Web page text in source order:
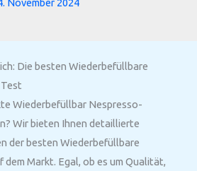
November 2024
Die besten Wiederbefüllbare
Wiederbefüllbar Nespresso-
Wir bieten Ihnen detaillierte
der besten Wiederbefüllbare
Markt. Egal, ob es um Qualität,